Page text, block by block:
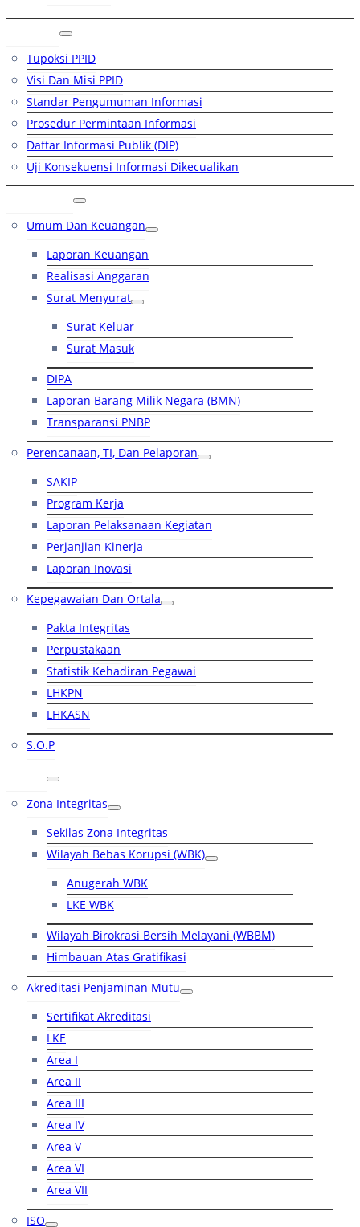
Tupoksi PPID
Visi Dan Misi PPID
Standar Pengumuman Informasi
Prosedur Permintaan Informasi
Daftar Informasi Publik (DIP)
Uji Konsekuensi Informasi Dikecualikan
Umum Dan Keuangan
Laporan Keuangan
Realisasi Anggaran
Surat Menyurat
Surat Keluar
Surat Masuk
DIPA
Laporan Barang Milik Negara (BMN)
Transparansi PNBP
Perencanaan, TI, Dan Pelaporan
SAKIP
Program Kerja
Laporan Pelaksanaan Kegiatan
Perjanjian Kinerja
Laporan Inovasi
Kepegawaian Dan Ortala
Pakta Integritas
Perpustakaan
Statistik Kehadiran Pegawai
LHKPN
LHKASN
S.O.P
Zona Integritas
Sekilas Zona Integritas
Wilayah Bebas Korupsi (WBK)
Anugerah WBK
LKE WBK
Wilayah Birokrasi Bersih Melayani (WBBM)
Himbauan Atas Gratifikasi
Akreditasi Penjaminan Mutu
Sertifikat Akreditasi
LKE
Area I
Area II
Area III
Area IV
Area V
Area VI
Area VII
ISO